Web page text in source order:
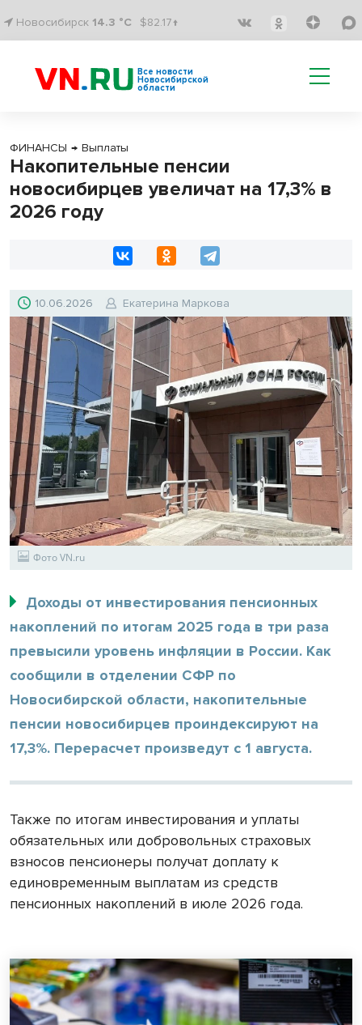
Новосибирск 14.3 °C $82.17↑
Все новости
Новосибирской
области
ФИНАНСЫ → Выплаты
Накопительные пенсии
новосибирцев увеличат на 17,3% в
2026 году
10.06.2026 Екатерина Маркова
Фото VN.ru
Доходы от инвестирования пенсионных
накоплений по итогам 2025 года в три раза
превысили уровень инфляции в России. Как
сообщили в отделении СФР по
Новосибирской области, накопительные
пенсии новосибирцев проиндексируют на
17,3%. Перерасчет произведут с 1 августа.
Также по итогам инвестирования и уплаты
обязательных или добровольных страховых
взносов пенсионеры получат доплату к
единовременным выплатам из средств
пенсионных накоплений в июле 2026 года.